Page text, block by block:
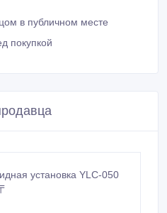
в публичном месте
покупкой
установка YLC-050